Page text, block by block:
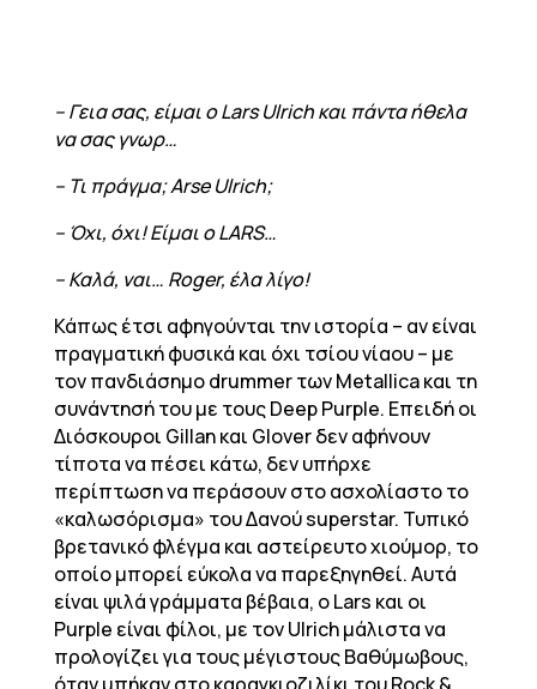
– Γεια σας, είμαι ο Lars Ulrich και πάντα ήθελα
να σας γνωρ…
– Τι πράγμα; Arse Ulrich;
– Όχι, όχι! Είμαι ο LARS…
– Καλά, ναι… Roger, έλα λίγο!
Κάπως έτσι αφηγούνται την ιστορία – αν είναι
πραγματική φυσικά και όχι τσίου νίαου – με
τον πανδιάσημο drummer των Metallica και τη
συνάντησή του με τους Deep Purple. Επειδή οι
Διόσκουροι Gillan και Glover δεν αφήνουν
τίποτα να πέσει κάτω, δεν υπήρχε
περίπτωση να περάσουν στο ασχολίαστο το
«καλωσόρισμα» του Δανού superstar. Τυπικό
βρετανικό φλέγμα και αστείρευτο χιούμορ, το
οποίο μπορεί εύκολα να παρεξηγηθεί. Αυτά
είναι ψιλά γράμματα βέβαια, ο Lars και οι
Purple είναι φίλοι, με τον Ulrich μάλιστα να
προλογίζει για τους μέγιστους Βαθύμωβους,